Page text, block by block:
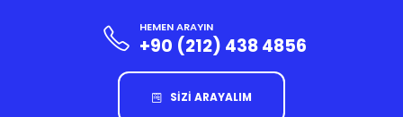
HEMEN ARAYIN
+90 (212) 438 4856
SİZİ ARAYALIM